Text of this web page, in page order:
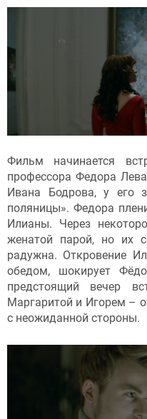
Фильм начинается
профессора Федора
Ивана Бодрова, у его
поляницы». Федора
Илианы. Через
женатой парой, но их
радужна. Откровение
обедом, шокирует
предстоящий вечер
Маргаритой и Игорем –
с неожиданной стороны.